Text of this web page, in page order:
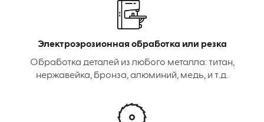
Электроэрозионная обработка или резка
Обработка деталей из любого металла: титан,
нержавейка, бронза, алюминий, медь, и т.д.